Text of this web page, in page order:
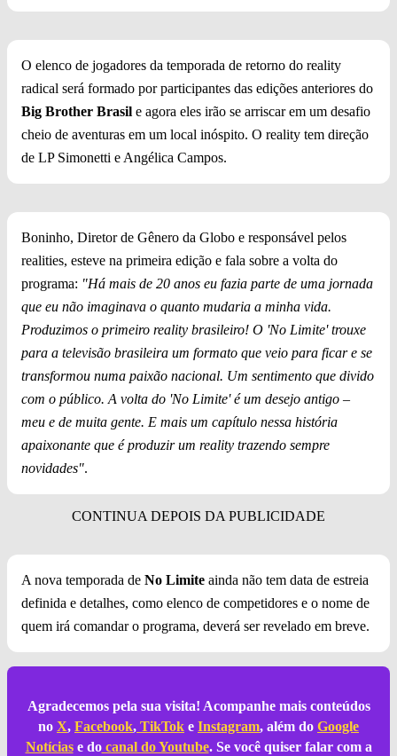
O elenco de jogadores da temporada de retorno do reality
radical será formado por participantes das edições anteriores do
Big Brother Brasil e agora eles irão se arriscar em um desafio
cheio de aventuras em um local inóspito. O reality tem direção
de LP Simonetti e Angélica Campos.
Boninho, Diretor de Gênero da Globo e responsável pelos
realities, esteve na primeira edição e fala sobre a volta do
programa: "Há mais de 20 anos eu fazia parte de uma jornada
que eu não imaginava o quanto mudaria a minha vida.
Produzimos o primeiro reality brasileiro! O 'No Limite' trouxe
para a televisão brasileira um formato que veio para ficar e se
transformou numa paixão nacional. Um sentimento que divido
com o público. A volta do 'No Limite' é um desejo antigo –
meu e de muita gente. E mais um capítulo nessa história
apaixonante que é produzir um reality trazendo sempre
novidades".
A nova temporada de No Limite ainda não tem data de estreia
definida e detalhes, como elenco de competidores e o nome de
quem irá comandar o programa, deverá ser revelado em breve.
Agradecemos pela sua visita! Acompanhe mais conteúdos
no X, Facebook, TikTok e Instagram, além do Google
Notíciase docanal do Youtube. Se você quiser falar com a